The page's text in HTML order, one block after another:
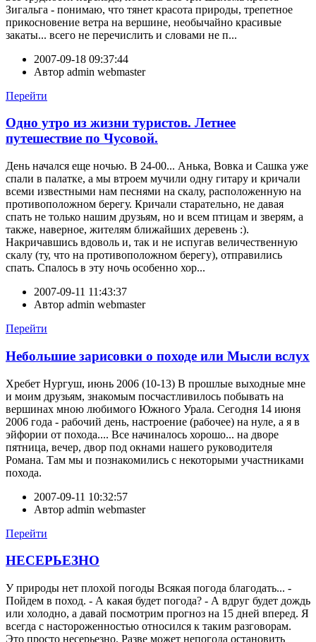
Зигальга - понимаю, что тянет красота природы, трепетное
прикосновение ветра на вершине, необычайно красивые
закаты... всего не перечислить и словами не п...
2007-09-18 09:37:44
Автор admin webmaster
Перейти
Одно утро из жизни туристов. Летнее
путешествие по Чусовой.
День начался еще ночью. В 24-00... Анька, Вовка и Сашка уже
спали в палатке, а мы втроем мучили одну гитару и кричали
всеми известными нам песнями на скалу, расположенную на
противоположном берегу. Кричали старательно, не давая
спать не только нашим друзьям, но и всем птицам и зверям, а
также, наверное, жителям ближайших деревень :).
Накричавшись вдоволь и, так и не испугав величественную
скалу (ту, что на противоположном берегу), отправились
спать. Спалось в эту ночь особенно хор...
2007-09-11 11:43:37
Автор admin webmaster
Перейти
Небольшие зарисовки о походе или Мысли вслух
Хребет Нургуш, июнь 2006 (10-13) В прошлые выходные мне
и моим друзьям, знакомым посчастливилось побывать на
вершинах мною любимого Южного Урала. Сегодня 14 июня
2006 года - рабочий день, настроение (рабочее) на нуле, а я в
эйфории от похода.... Все начиналось хорошо... на дворе
пятница, вечер, двор под окнами нашего руководителя
Романа. Там мы и познакомились с некоторыми участниками
похода.
2007-09-11 10:32:57
Автор admin webmaster
Перейти
НЕСЕРЬЕЗНО
У природы нет плохой погоды Всякая погода благодать... -
Пойдем в поход. - А какая будет погода? - А вдруг будет дождь
или холодно, а давай посмотрим прогноз на 15 дней вперед. Я
всегда с настороженностью относился к таким разговорам.
Это просто несерьезно. Разве может непогода остановить